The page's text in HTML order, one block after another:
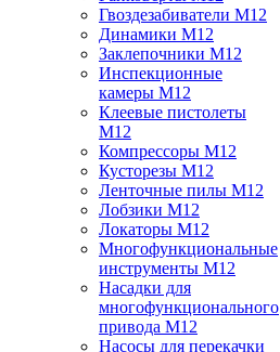
Гвоздезабиватели M12
Динамики M12
Заклепочники M12
Инспекционные
камеры M12
Клеевые пистолеты
M12
Компрессоры M12
Кусторезы M12
Ленточные пилы M12
Лобзики M12
Локаторы M12
Многофункциональные
инструменты M12
Насадки для
многофункционального
привода M12
Насосы для перекачки